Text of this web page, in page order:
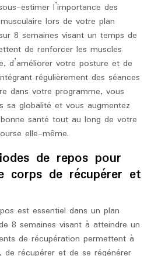
estimer l’importance des
lors de votre plan
8 semaines visant un temps de
de renforcer les muscles
d’améliorer votre posture et de
régulièrement des séances
dans votre programme, vous
sa globalité et vous augmentez
santé tout au long de votre
elle-même.
de repos pour
corps de récupérer et
est essentiel dans un plan
8 semaines visant à atteindre un
de récupération permettent à
récupérer et de se régénérer